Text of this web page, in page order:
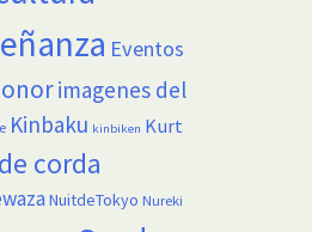
Eventos
imagenes del
Kinbaku kinbiken Kurt
corda
NuitdeTokyo Nureki